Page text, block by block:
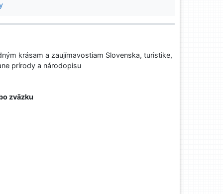
krásam a zaujímavostiam Slovenska, turistike,
prírody a národopisu
zväzku